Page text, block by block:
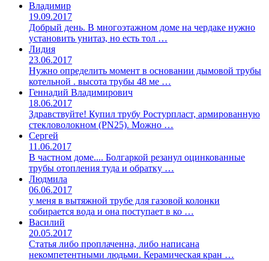
Владимир
19.09.2017
Добрый день. В многоэтажном доме на чердаке нужно
установить унитаз, но есть тол …
Лидия
23.06.2017
Нужно определить момент в основании дымовой трубы
котельной . высота трубы 48 ме …
Геннадий Владимирович
18.06.2017
Здравствуйте! Купил трубу Ростурпласт, армированную
стекловолокном (PN25). Можно …
Сергей
11.06.2017
В частном доме.... Болгаркой резанул оцинкованные
трубы отопления туда и обратку …
Людмила
06.06.2017
у меня в вытяжной трубе для газовой колонки
собирается вода и она поступает в ко …
Василий
20.05.2017
Статья либо проплаченна, либо написана
некомпетентными людьми. Керамическая кран …